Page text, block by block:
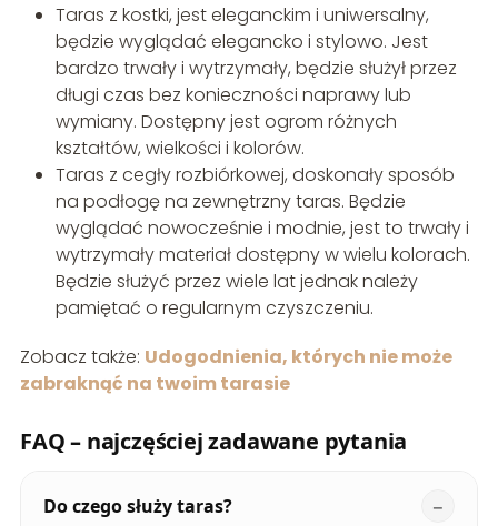
Taras z kostki, jest eleganckim i uniwersalny,
będzie wyglądać elegancko i stylowo. Jest
bardzo trwały i wytrzymały, będzie służył przez
długi czas bez konieczności naprawy lub
wymiany. Dostępny jest ogrom różnych
kształtów, wielkości i kolorów.
Taras z cegły rozbiórkowej, doskonały sposób
na podłogę na zewnętrzny taras. Będzie
wyglądać nowocześnie i modnie, jest to trwały i
wytrzymały materiał dostępny w wielu kolorach.
Będzie służyć przez wiele lat jednak należy
pamiętać o regularnym czyszczeniu.
Zobacz także: Udogodnienia, których nie może
zabraknąć na twoim tarasie
FAQ – najczęściej zadawane pytania
Do czego służy taras?